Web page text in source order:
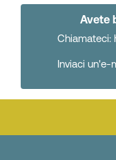
Avete
Inviaci un'e-